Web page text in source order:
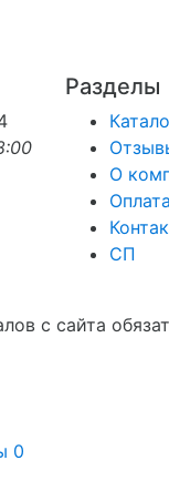
Разделы
О
СП
с сайта
0